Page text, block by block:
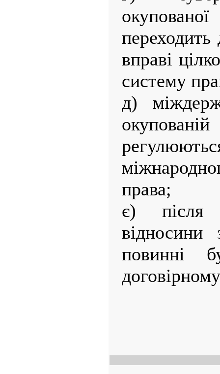
переходить
вправі
систему
д)
права;
є) після
відносини
повинні